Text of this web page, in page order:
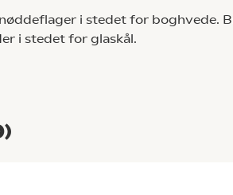
i stedet for boghvede.
i stedet for glaskål.
)